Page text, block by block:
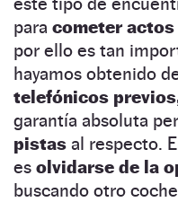
para cometer
por ello es tan
hayamos obtenido
telefónicos
garantía absoluta
pistas al respecto.
es olvidarse de la
buscando otro